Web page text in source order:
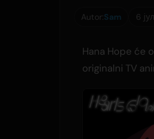
Autor:Sam 6
Hana Hope će
originalni TV